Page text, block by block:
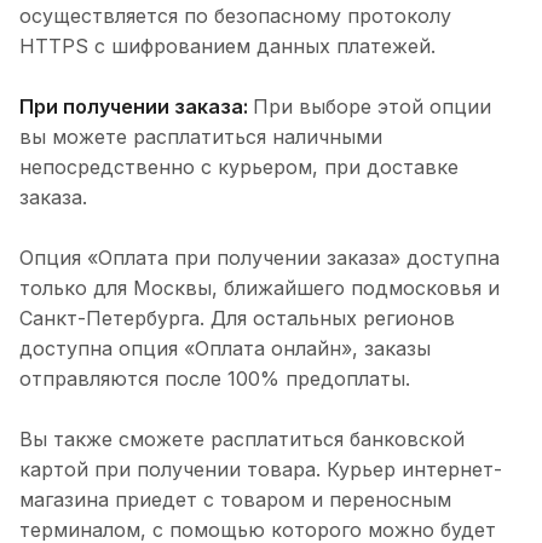
осуществляется по безопасному протоколу
HTTPS с шифрованием данных платежей.
При получении заказа: При выборе этой опции
вы можете расплатиться наличными
непосредственно с курьером, при доставке
заказа.
Опция «Оплата при получении заказа» доступна
только для Москвы, ближайшего подмосковья и
Санкт-Петербурга. Для остальных регионов
доступна опция «Оплата онлайн», заказы
отправляются после 100% предоплаты.
Вы также сможете расплатиться банковской
картой при получении товара. Курьер интернет-
магазина приедет с товаром и переносным
терминалом, с помощью которого можно будет